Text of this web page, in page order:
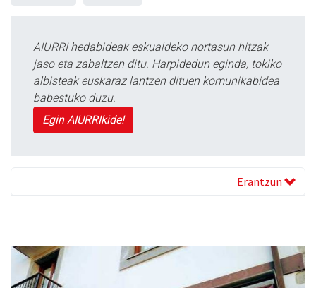
AIURRI hedabideak eskualdeko nortasun hitzak
jaso eta zabaltzen ditu. Harpidedun eginda, tokiko
albisteak euskaraz lantzen dituen komunikabidea
babestuko duzu.
Egin AIURRIkide!
Erantzun